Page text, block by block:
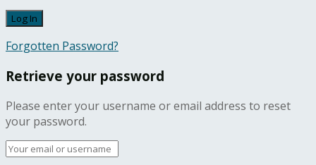
Forgotten Password?
Retrieve your password
Please enter your username or email address to reset
your password.